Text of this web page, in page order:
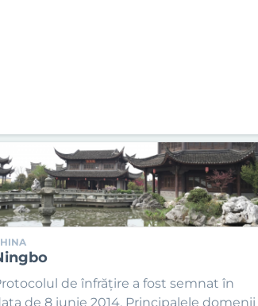
de înfrățire a fost semnat în
de 8 iunie 2014. Principalele domenii